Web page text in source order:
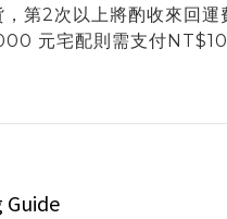
第2次以上將酌收來回運
元宅配則需支付